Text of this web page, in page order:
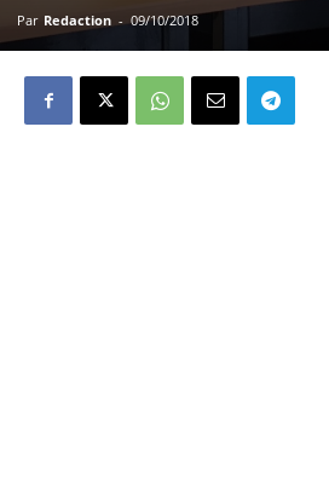
Par Redaction - 09/10/2018